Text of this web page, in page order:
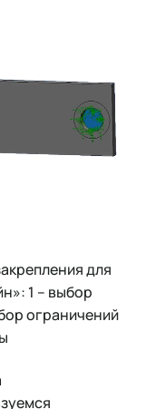
для
1 – выбор
ограничений